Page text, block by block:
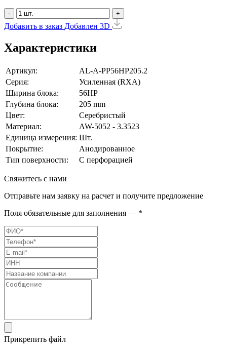
- +
Добавить в заказ Добавлен 3D
Характеристики
Артикул:
AL-A-PP56HP205.2
Серия:
Усиленная (RXA)
Ширина блока:
56HP
Глубина блока:
205 mm
Цвет:
Серебристый
Материал:
AW-5052 - 3.3523
Единица измерения: Шт.
Покрытие:
Анодированное
Тип поверхности:
С перфорацией
Свяжитесь с нами
Отправьте нам заявку на расчет и получите предложение
Поля обязательные для заполнения — *
Прикрепить файл